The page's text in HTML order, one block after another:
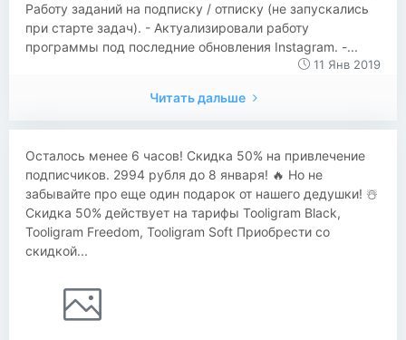
Работу заданий на подписку / отписку (не запускались
при старте задач). - Актуализировали работу
программы под последние обновления Instagram. -...
11 Янв 2019
Читать дальше
Осталось менее 6 часов! Скидка 50% на привлечение
подписчиков. 2994 рубля до 8 января! 🔥 Но не
забывайте про еще один подарок от нашего дедушки! ☃️
Скидка 50% действует на тарифы Tooligram Black,
Tooligram Freedom, Tooligram Soft Приобрести со
скидкой...